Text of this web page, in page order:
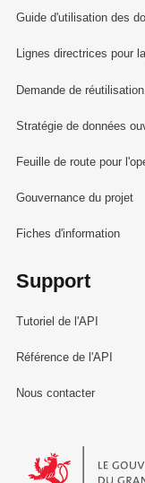
Guide d'utilisation des
Lignes directrices pour
Demande de
Stratégie de données
Feuille de route pour
Gouvernance du projet
Fiches d'information
Support
Tutoriel de l'API
Référence de l'API
Nous contacter
Le Gouvernement